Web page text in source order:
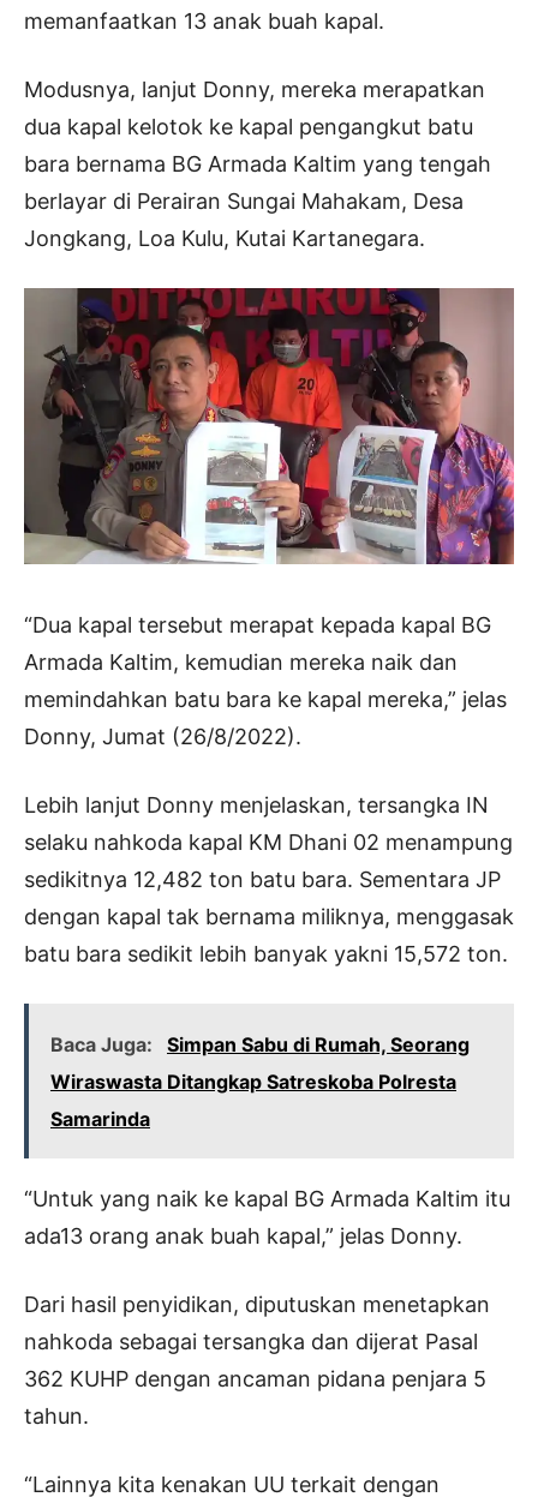
memanfaatkan 13 anak buah kapal.
Modusnya, lanjut Donny, mereka merapatkan
dua kapal kelotok ke kapal pengangkut batu
bara bernama BG Armada Kaltim yang tengah
berlayar di Perairan Sungai Mahakam, Desa
Jongkang, Loa Kulu, Kutai Kartanegara.
“Dua kapal tersebut merapat kepada kapal BG
Armada Kaltim, kemudian mereka naik dan
memindahkan batu bara ke kapal mereka,” jelas
Donny, Jumat (26/8/2022).
Lebih lanjut Donny menjelaskan, tersangka IN
selaku nahkoda kapal KM Dhani 02 menampung
sedikitnya 12,482 ton batu bara. Sementara JP
dengan kapal tak bernama miliknya, menggasak
batu bara sedikit lebih banyak yakni 15,572 ton.
Baca Juga:
Simpan Sabu di Rumah, Seorang
Wiraswasta Ditangkap Satreskoba Polresta
Samarinda
“Untuk yang naik ke kapal BG Armada Kaltim itu
ada13 orang anak buah kapal,” jelas Donny.
Dari hasil penyidikan, diputuskan menetapkan
nahkoda sebagai tersangka dan dijerat Pasal
362 KUHP dengan ancaman pidana penjara 5
tahun.
“Lainnya kita kenakan UU terkait dengan